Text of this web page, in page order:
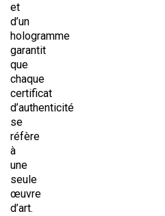
et
d’un
hologramme
garantit
que
chaque
certificat
d’authenticité
se
réfère
à
une
seule
œuvre
d’art.